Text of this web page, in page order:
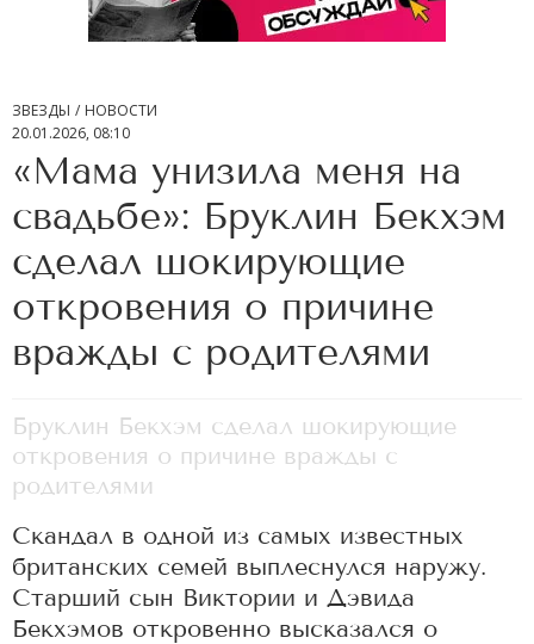
ЗВЕЗДЫ
НОВОСТИ
20.01.2026, 08:10
«Мама унизила меня на
свадьбе»: Бруклин Бекхэм
сделал шокирующие
откровения о причине
вражды с родителями
Бруклин Бекхэм сделал шокирующие
откровения о причине вражды с
родителями
Скандал в одной из самых известных
британских семей выплеснулся наружу.
Старший сын Виктории и Дэвида
Бекхэмов откровенно высказался о